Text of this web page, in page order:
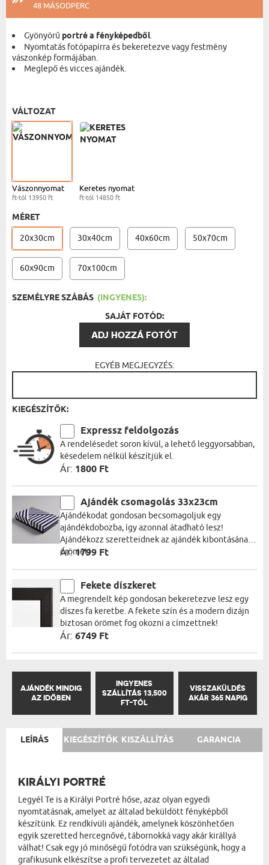
47 MÁSODPERC
Gyönyörű portré a fényképedből.
Nyomtatás fotópapírra és bekeretezve vagy festmény
vászonkép formájában.
Meglepő és vicces ajándék.
VÁLTOZAT
Vászonnyomat
ft-tól 13950 ft
Keretes nyomat
ft-tól 14850 ft
MÉRET
20x30cm 30x40cm 40x60cm 50x70cm
60x90cm 70x100cm
SZEMÉLYRE SZÁBÁS (INGYENES):
SAJÁT FOTÓD:
ADJ HOZZÁ FOTÓT
EGYÉB MEGJEGYZÉS:
KIEGÉSZÍTŐK:
Expressz feldolgozás
A rendelésedet soron kívül, a lehető leggyorsabban,
késedelem nélkül készítjük el.
Ár: 1800 Ft
Ajándék csomagolás 33x23cm
Ajándékodat gondosan becsomagoljuk egy
ajándékdobozba, így azonnal átadható lesz!
Ajándékozz szeretteidnek az ajándék kibontásának
örömét!
Ár:1799 Ft
Fekete díszkeret
A megrendelt kép gondosan bekeretezve lesz egy
díszes fa keretbe. A fekete szín és a modern dizájn
biztosan örömet fog okozni a címzettnek!
Ár: 6749 Ft
AJÁNDÉK MINDIG
AZ IDŐBEN
INGYENES
SZÁLLÍTÁS 13,500
FT-TÓL
VISSZAKÜLDÉS
AKÁR 365 NAPIG
LEÍRÁS KIEGÉSZÍTŐK KISZÁLLÍTÁS GARANCIA
KIRÁLYI PORTRÉ
Legyél Te is a Királyi Portré hőse, azaz olyan egyedi
nyomtatásnak, amelyet az általad beküldött fényképből
készítünk. Ez rendkívüli ajándék, amelynek köszönhetően
egyik szeretted hercegnővé, tábornokká vagy akár királlyá
válhat! Csak egy jó minőségű fotódra van szükségünk, hogy a
grafikusunk elkészítse a profi tervezetet az általad